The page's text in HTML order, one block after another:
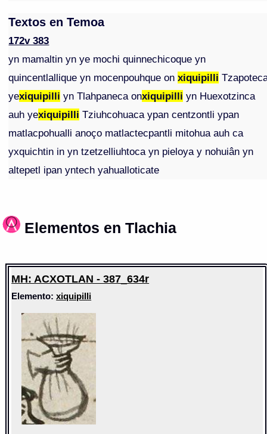
Textos en Temoa
172v 383
yn mamaltin yn ye mochi quinnechicoque yn
quincentlallique yn mocenpouhque onxiquipilli
yexiquipilli yn Tlahpaneca onxiquipilli yn Huexotzinca
auh yexiquipilli Tziuhcohuaca ypan centzontli ypan
matlacpohualli anoço matlactecpantli mitohua auh ca
yxquichtin in yn tzetzelliuhtoca yn pieloya y nohuiân yn
altepetl ipan yntech yahualloticate
Elementos en Tlachia
MH: ACXOTLAN - 387_634r
Elemento:xiquipilli